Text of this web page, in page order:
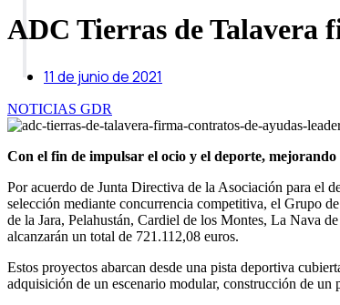
ADC Tierras de Talavera
11 de junio de 2021
NOTICIAS GDR
Con el fin de impulsar el ocio y el deporte, mejorando
Por acuerdo de Junta Directiva de la Asociación para el
selección mediante concurrencia competitiva, el Grupo
de la Jara, Pelahustán, Cardiel de los Montes, La Nava
alcanzarán un total de 721.112,08 euros.
Estos proyectos abarcan desde una pista deportiva
adquisición de un escenario modular, construcción de un